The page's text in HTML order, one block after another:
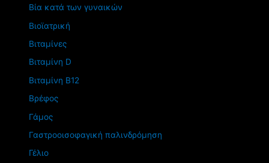
Βία κατά των γυναικών
Βιοϊατρική
Βιταμίνες
Βιταμίνη D
Βιταμίνη Β12
Βρέφος
Γάμος
Γαστροοισοφαγική παλινδρόμηση
Γέλιο